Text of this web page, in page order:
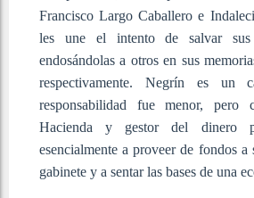
Francisco Largo Caballero e
les une el intento de salvar sus
endosándolas a otros en sus
respectivamente. Negrín es un
responsabilidad fue menor, pero
Hacienda y gestor del dinero
esencialmente a proveer de fondos a
gabinete y a sentar las bases de una